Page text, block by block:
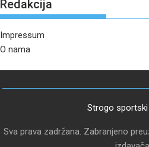
Redakcija
Impressum
O nama
Strogo
Sva prava zadržana. Zabranjeno